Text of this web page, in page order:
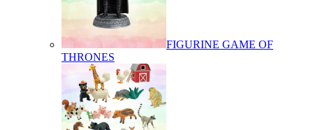
FIGURINE GAME OF
THRONES